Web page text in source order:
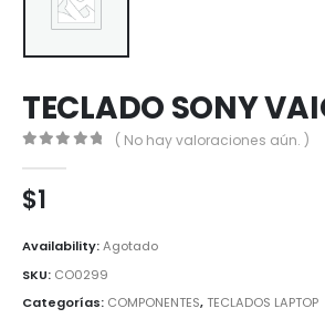
TECLADO SONY
( No hay valoraciones aún. )
$1
Availability:Agotado
SKU: CO0299
Categorías: COMPONENTES,TECLADOS LAPTOP